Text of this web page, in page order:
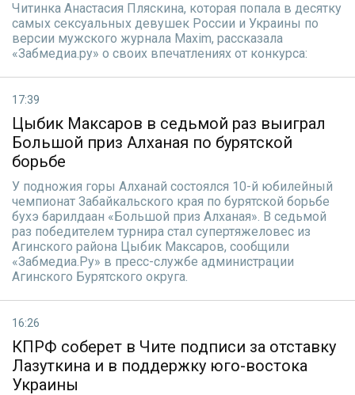
Читинка Анастасия Пляскина, которая попала в десятку
самых сексуальных девушек России и Украины по
версии мужского журнала Maxim, рассказала
«Забмедиа.ру» о своих впечатлениях от конкурса:
17:39
Цыбик Максаров в седьмой раз выиграл
Большой приз Алханая по бурятской
борьбе
У подножия горы Алханай состоялся 10-й юбилейный
чемпионат Забайкальского края по бурятской борьбе
бухэ барилдаан «Большой приз Алханая». В седьмой
раз победителем турнира стал супертяжеловес из
Агинского района Цыбик Максаров, сообщили
«Забмедиа.Ру» в пресс-службе администрации
Агинского Бурятского округа.
16:26
КПРФ соберет в Чите подписи за отставку
Лазуткина и в поддержку юго-востока
Украины